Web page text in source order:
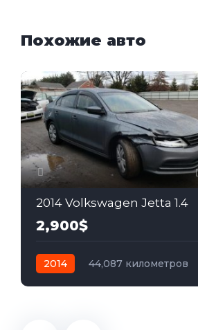
Похожие авто
2014 Volkswagen Jetta 1.4
2,900$
2014
44,087 километров